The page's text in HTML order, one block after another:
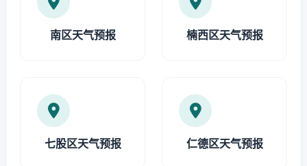
南区天气预报 楠西区天气预报
七股区天气预报 仁德区天气预报